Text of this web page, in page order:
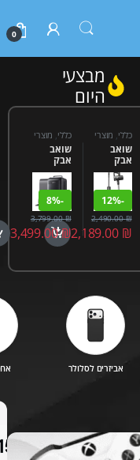
0
מבצעי
היום
כללי, מוצרי
חשמל,
שואבי אבק
שואב
אבק
אלחוטי
שוטף
Roboroc
k F25
Combo
-
12%
2,189.00 ₪
2,490.00₪
כללי, מוצרי
חשמל,
שואבי אבק
שואב
אבק
רובוטי
eufy
Robot
Vacuum
E28
Omni
-
8%
3,499.00₪
3,799.00₪
אביזרים לסלולר